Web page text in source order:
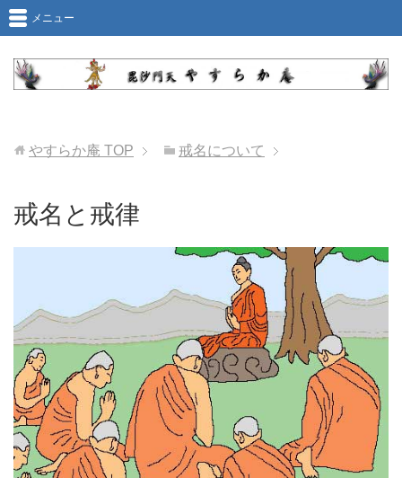
メニュー
やすらか庵 TOP 戒名について
戒名と戒律